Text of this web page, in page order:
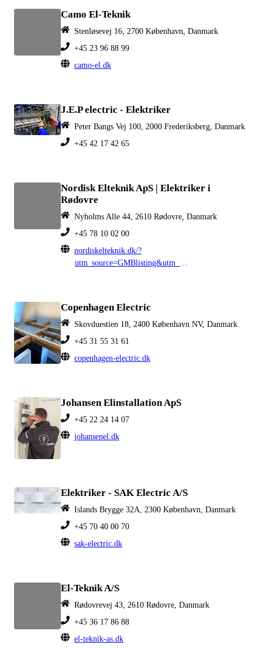
Camo El-Teknik
Stenløsevej 16, 2700 København, Danmark
+45 23 96 88 99
camo-el.dk
J.E.P electric - Elektriker
Peter Bangs Vej 100, 2000 Frederiksberg, Danmark
+45 42 17 42 65
Nordisk Elteknik ApS | Elektriker i
Rødovre
Nyholms Alle 44, 2610 Rødovre, Danmark
+45 78 10 02 00
nordiskelteknik.dk/?
utm_source=GMBlisting&utm_medium=organisk
Copenhagen Electric
Skovduestien 18, 2400 København NV, Danmark
+45 31 55 31 61
copenhagen-electric.dk
Johansen Elinstallation ApS
+45 22 24 14 07
johansenel.dk
Elektriker - SAK Electric A/S
Islands Brygge 32A, 2300 København, Danmark
+45 70 40 00 70
sak-electric.dk
El-Teknik A/S
Rødovrevej 43, 2610 Rødovre, Danmark
+45 36 17 86 88
el-teknik-as.dk